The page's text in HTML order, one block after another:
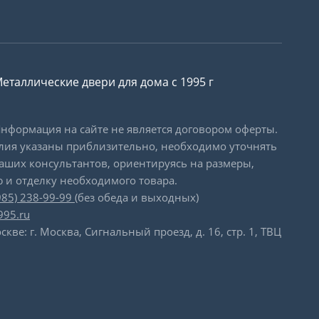
двери для дома с 1995 г
на сайте не является договором оферты.
указаны приблизительно, необходимо уточнять
консультантов, ориентируясь на размеры,
отделку необходимого товара.
238-99-99 (без обеда и выходных)
г. Москва, Сигнальный проезд, д. 16, стр. 1, ТВЦ